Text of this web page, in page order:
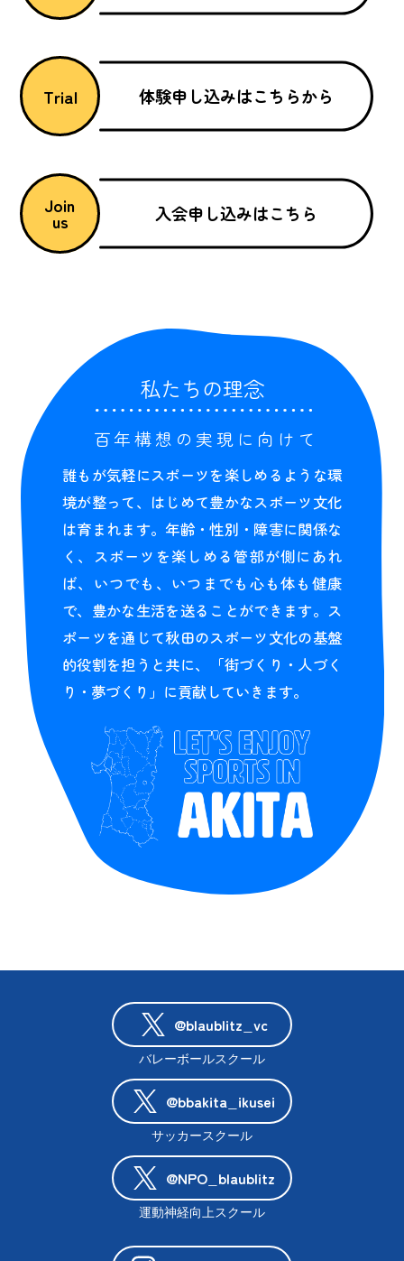
Trial 体験申し込みはこちらから
Join
us 入会申し込みはこちら
私たちの理念
百年構想の実現に向けて
誰もが気軽にスポーツを楽しめるような環
境が整って、はじめて豊かなスポーツ文化
は育まれます。年齢・性別・障害に関係な
く、スポーツを楽しめる管部が側にあれ
ば、いつでも、いつまでも心も体も健康
で、豊かな生活を送ることができます。ス
ポーツを通じて秋田のスポーツ文化の基盤
的役割を担うと共に、「街づくり・人づく
り・夢づくり」に貢献していきます。
@blaublitz_vc
バレーボールスクール
@bbakita_ikusei
サッカースクール
@NPO_blaublitz
運動神経向上スクール